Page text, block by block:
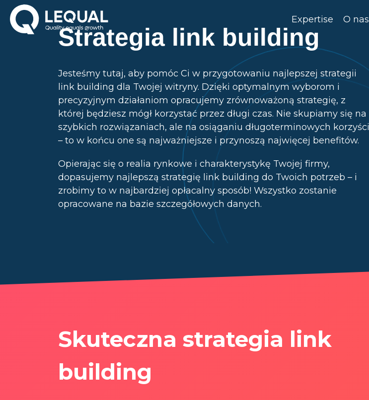
Expertise O nas
Strategia link building
Jesteśmy tutaj, aby pomóc Ci w przygotowaniu najlepszej strategii
link building dla Twojej witryny. Dzięki optymalnym wyborom i
precyzyjnym działaniom opracujemy zrównoważoną strategię, z
której będziesz mógł korzystać przez długi czas. Nie skupiamy się na
szybkich rozwiązaniach, ale na osiąganiu długoterminowych korzyści
– to w końcu one są najważniejsze i przynoszą najwięcej benefitów.
Opierając się o realia rynkowe i charakterystykę Twojej firmy,
dopasujemy najlepszą strategię link building do Twoich potrzeb – i
zrobimy to w najbardziej opłacalny sposób! Wszystko zostanie
opracowane na bazie szczegółowych danych.
Skuteczna strategia link
building